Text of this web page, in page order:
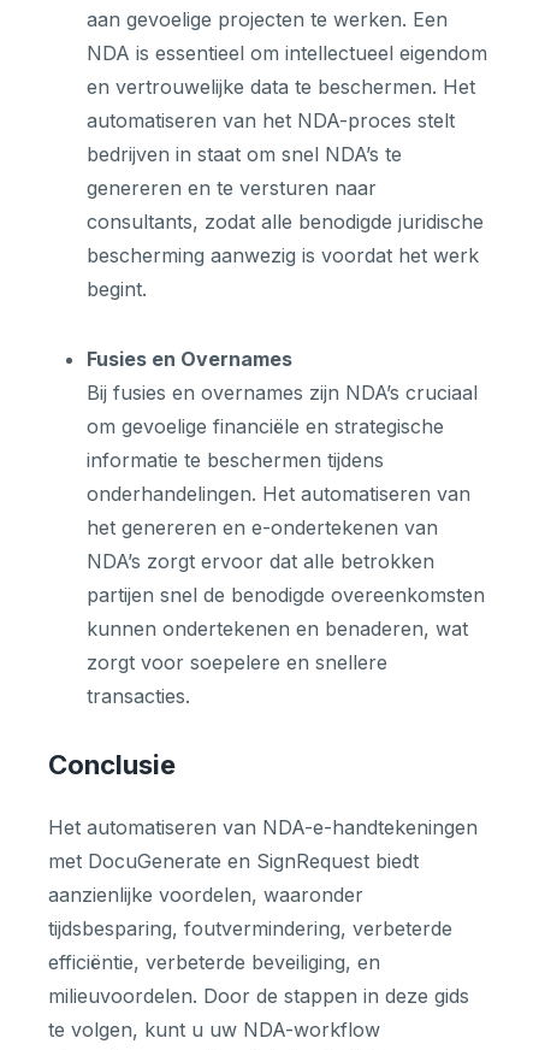
aan gevoelige projecten te werken. Een
NDA is essentieel om intellectueel eigendom
en vertrouwelijke data te beschermen. Het
automatiseren van het NDA-proces stelt
bedrijven in staat om snel NDA’s te
genereren en te versturen naar
consultants, zodat alle benodigde juridische
bescherming aanwezig is voordat het werk
begint.
Fusies en Overnames
Bij fusies en overnames zijn NDA’s cruciaal
om gevoelige financiële en strategische
informatie te beschermen tijdens
onderhandelingen. Het automatiseren van
het genereren en e-ondertekenen van
NDA’s zorgt ervoor dat alle betrokken
partijen snel de benodigde overeenkomsten
kunnen ondertekenen en benaderen, wat
zorgt voor soepelere en snellere
transacties.
Conclusie
Het automatiseren van NDA-e-handtekeningen
met DocuGenerate en SignRequest biedt
aanzienlijke voordelen, waaronder
tijdsbesparing, foutvermindering, verbeterde
efficiëntie, verbeterde beveiliging, en
milieuvoordelen. Door de stappen in deze gids
te volgen, kunt u uw NDA-workflow